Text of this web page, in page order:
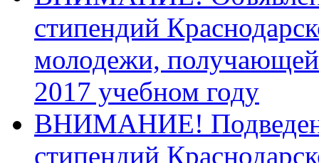
стипендий
молодежи,
2017 учебном году
ВНИМАНИЕ! Подведены
стипендий